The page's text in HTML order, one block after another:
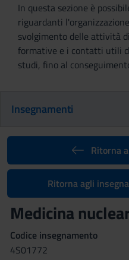
In questa sezione è
riguardanti
svolgimento delle attività
formative e i contatti utili
studi, fino al
Insegnamenti
Ritorna
Ritorna agli
Medicina
Codice insegnamento
4S01772